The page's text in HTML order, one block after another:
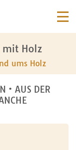
mit Holz
ums Holz
• AUS DER